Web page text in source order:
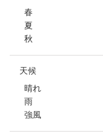
春
夏
秋
天候
晴れ
雨
強風